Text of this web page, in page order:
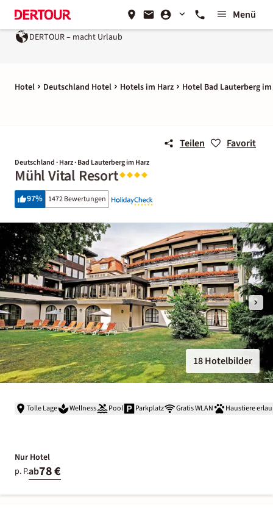
Menü
Urlaub Ein Unternehmen der
Hotel Deutschland Hotel Hotels im Harz Hotel Bad Lauterberg
Teilen Favorit
Deutschland · Harz · Bad Lauterberg im Harz
Mühl Vital Resort
97% 1472 Bewertungen
18 Hotelbilder
Tolle Lage Wellness Pool Parkplatz Gratis WLAN Haustiere
Nur Hotel
p. P.ab78 €